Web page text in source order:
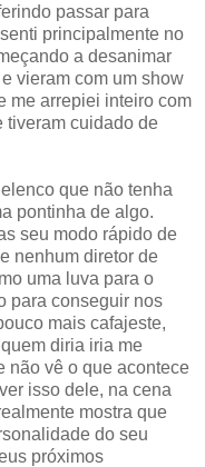
passar para
principalmente no
a desanimar
vieram com um show
me arrepiei inteiro com
tiveram cuidado de
que não tenha
pontinha de algo.
seu modo rápido de
nenhum diretor de
uma luva para o
para conseguir nos
mais cafajeste,
diria iria me
não vê o que acontece
isso dele, na cena
mostra que
do seu
próximos